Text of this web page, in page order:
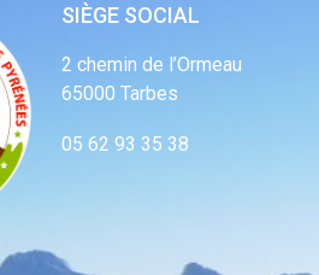
SIÈGE SOCIAL
2 chemin de l’Ormeau
65000 Tarbes
05 62 93 35 38